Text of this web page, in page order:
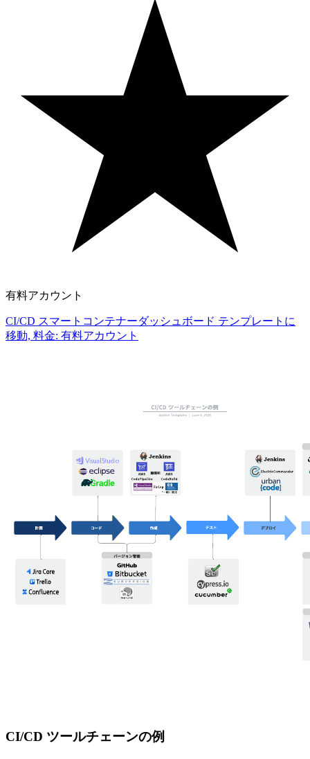
有料アカウント
CI/CD スマートコンテナーダッシュボード テンプレートに
移動, 料金: 有料アカウント
CI/CD ツールチェーンの例